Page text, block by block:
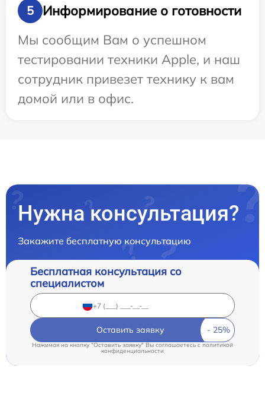
5
Информирование о готовности
Мы сообщим Вам о успешном
тестировании техники Apple, и наш
сотрудник привезет технику к вам
домой или в офис.
Нужна консультация?
Закажите бесплатную консультацию
Бесплатная консультация со
специалистом
Оставить заявку
Нажимая на кнопку "Оставить заявку" Вы соглашаетесь c политикой
конфиденциальности